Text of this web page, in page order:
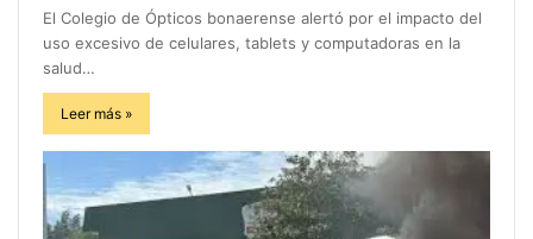
El Colegio de Ópticos bonaerense alertó por el impacto del
uso excesivo de celulares, tablets y computadoras en la
salud…
Leer más »